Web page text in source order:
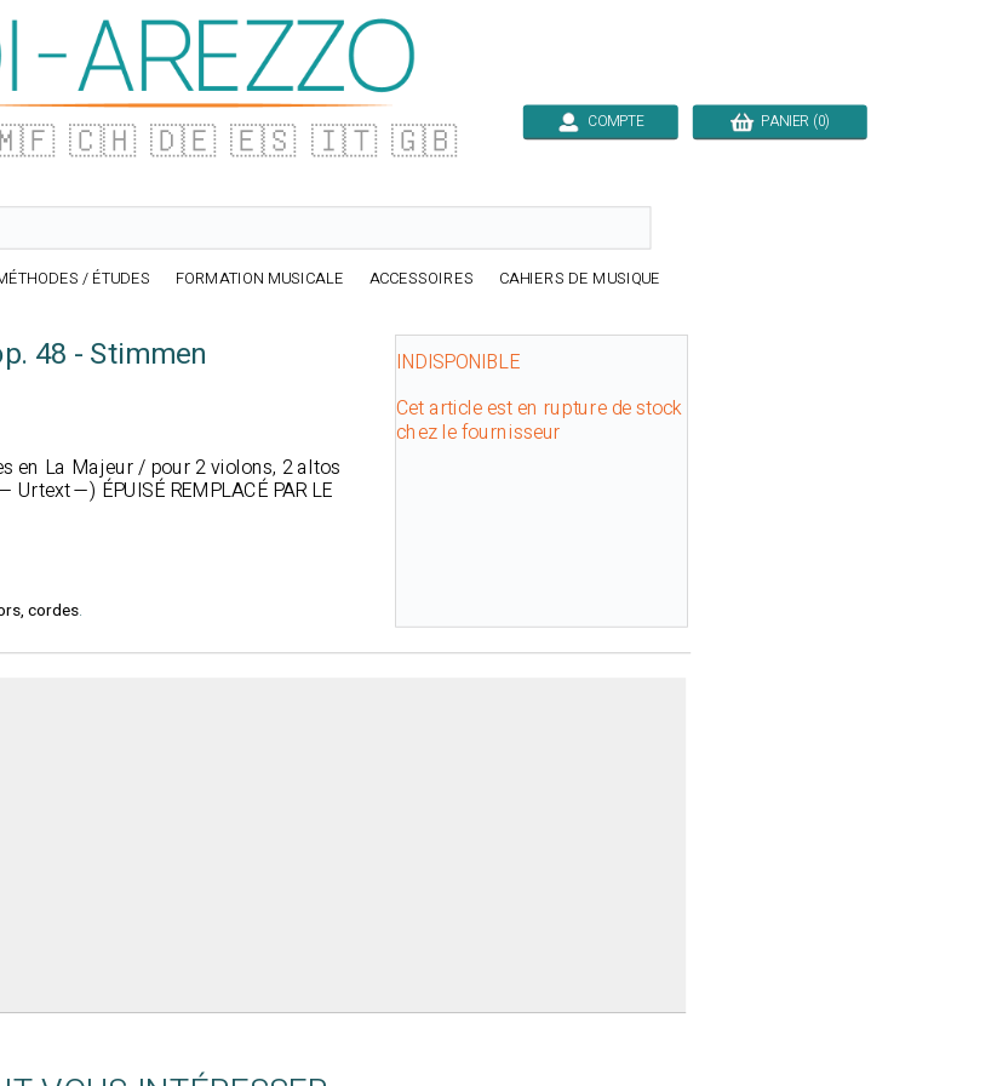
🇨🇭 🇩🇪 🇪🇸 🇮🇹 🇬🇧 COMPTE PANIER (0)
/ ÉTUDES FORMATION MUSICALE ACCESSOIRES CAHIERS DE MUSIQUE
48 - Stimmen
en La Majeur / pour 2 violons, 2 altos
—) ÉPUISÉ REMPLACÉ PAR LE
cordes.
INDISPONIBLE
Cet article est en rupture de stock
chez le fournisseur